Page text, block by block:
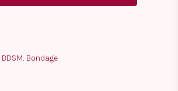
BDSM, Bondage